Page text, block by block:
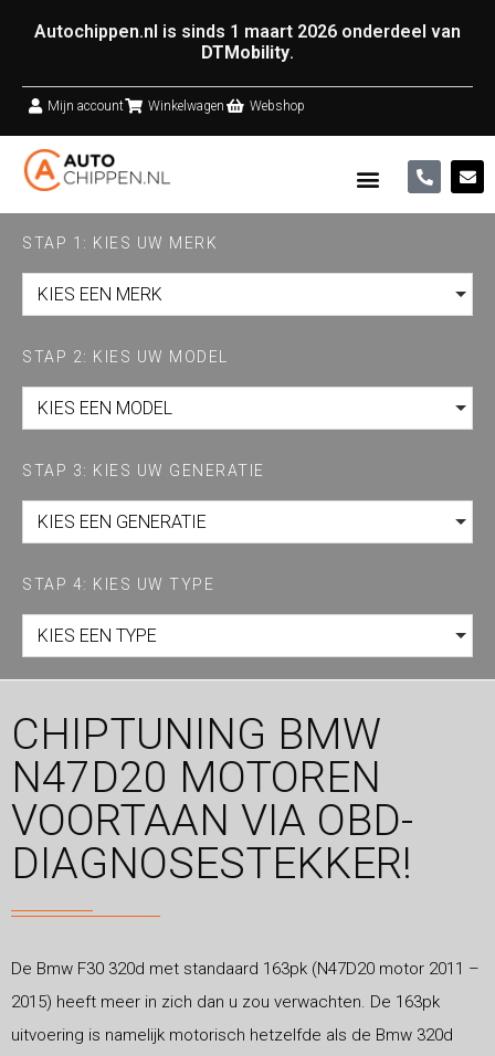
Autochippen.nl is sinds 1 maart 2026 onderdeel van
DTMobility.
Mijn account Winkelwagen Webshop
STAP 1: KIES UW MERK
KIES EEN MERK
STAP 2: KIES UW MODEL
KIES EEN MODEL
STAP 3: KIES UW GENERATIE
KIES EEN GENERATIE
STAP 4: KIES UW TYPE
KIES EEN TYPE
CHIPTUNING BMW
N47D20 MOTOREN
VOORTAAN VIA OBD-
DIAGNOSESTEKKER!
De Bmw F30 320d met standaard 163pk (N47D20 motor 2011 –
2015) heeft meer in zich dan u zou verwachten. De 163pk
uitvoering is namelijk motorisch hetzelfde als de Bmw 320d